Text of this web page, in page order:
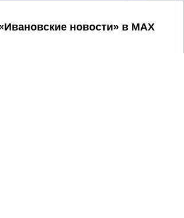
Принять